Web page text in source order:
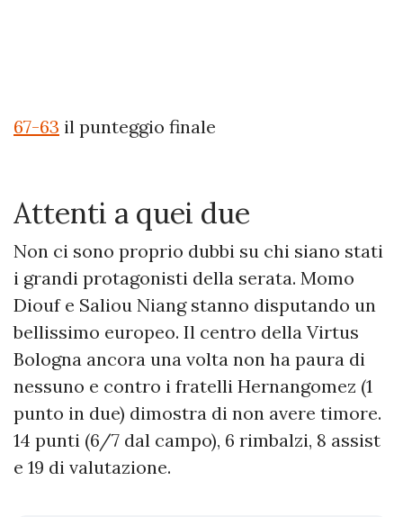
67-63 il punteggio finale
Attenti a quei due
Non ci sono proprio dubbi su chi siano stati
i grandi protagonisti della serata. Momo
Diouf e Saliou Niang stanno disputando un
bellissimo europeo. Il centro della Virtus
Bologna ancora una volta non ha paura di
nessuno e contro i fratelli Hernangomez (1
punto in due) dimostra di non avere timore.
14 punti (6/7 dal campo), 6 rimbalzi, 8 assist
e 19 di valutazione.